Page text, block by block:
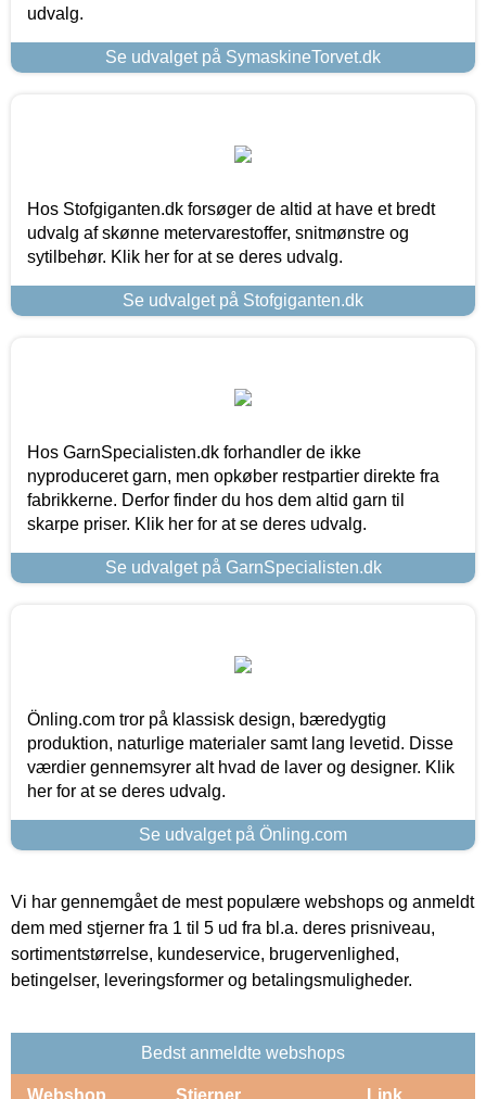
udvalg.
Se udvalget på SymaskineTorvet.dk
Hos Stofgiganten.dk forsøger de altid at have et bredt
udvalg af skønne metervarestoffer, snitmønstre og
sytilbehør. Klik her for at se deres udvalg.
Se udvalget på Stofgiganten.dk
Hos GarnSpecialisten.dk forhandler de ikke
nyproduceret garn, men opkøber restpartier direkte fra
fabrikkerne. Derfor finder du hos dem altid garn til
skarpe priser. Klik her for at se deres udvalg.
Se udvalget på GarnSpecialisten.dk
Önling.com tror på klassisk design, bæredygtig
produktion, naturlige materialer samt lang levetid. Disse
værdier gennemsyrer alt hvad de laver og designer. Klik
her for at se deres udvalg.
Se udvalget på Önling.com
Vi har gennemgået de mest populære webshops og anmeldt
dem med stjerner fra 1 til 5 ud fra bl.a. deres prisniveau,
sortimentstørrelse, kundeservice, brugervenlighed,
betingelser, leveringsformer og betalingsmuligheder.
Bedst anmeldte webshops
Webshop Stjerner Link